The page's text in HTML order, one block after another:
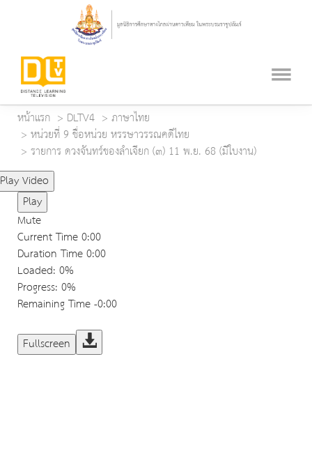
หน้าแรก DLTV4
ภาษาไทย
หน่วยที่ 9 ชื่อหน่วย หรรษาวรรณคดีไทย
รายการ ดวงจันทร์ของลำเจียก (๓) 11 พ.ย. 68 (มีใบงาน)
Play Video
Play
Mute
Current Time0:00
Duration Time0:00
Loaded: 0%
Progress: 0%
Remaining Time-0:00
Fullscreen